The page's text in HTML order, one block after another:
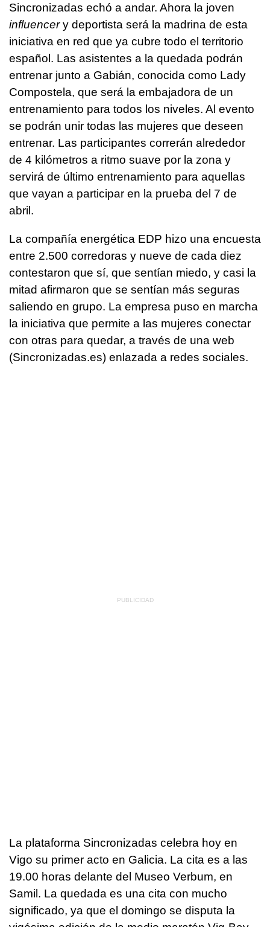
Sincronizadas echó a andar. Ahora la joven
influencery deportista será la madrina de esta
iniciativa en red que ya cubre todo el territorio
español. Las asistentes a la quedada podrán
entrenar junto a Gabián, conocida como Lady
Compostela, que será la embajadora de un
entrenamiento para todos los niveles. Al evento
se podrán unir todas las mujeres que deseen
entrenar. Las participantes correrán alrededor
de 4 kilómetros a ritmo suave por la zona y
servirá de último entrenamiento para aquellas
que vayan a participar en la prueba del 7 de
abril.
La compañía energética EDP hizo una encuesta
entre 2.500 corredoras y nueve de cada diez
contestaron que sí, que sentían miedo, y casi la
mitad afirmaron que se sentían más seguras
saliendo en grupo. La empresa puso en marcha
la iniciativa que permite a las mujeres conectar
con otras para quedar, a través de una web
(Sincronizadas.es) enlazada a redes sociales.
La plataforma Sincronizadas celebra hoy en
Vigo su primer acto en Galicia. La cita es a las
19.00 horas delante del Museo Verbum, en
Samil. La quedada es una cita con mucho
significado, ya que el domingo se disputa la